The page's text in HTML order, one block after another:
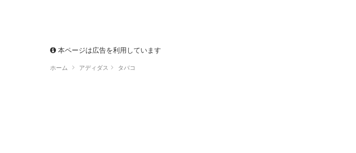
本ページは広告を利用しています
ホーム アディダス タバコ